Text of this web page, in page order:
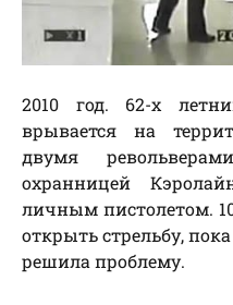
2010 год. 62-х
врывается на
двумя
охранницей
личным пистолетом.
открыть стрельбу,
решила проблему.